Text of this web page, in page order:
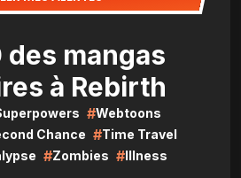
des mangas
à Rebirth
#Webtoons
Chance #Time Travel
#Zombies #Illness